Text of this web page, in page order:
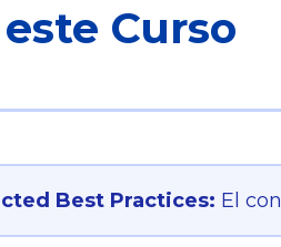
Curso
Best Practices: El